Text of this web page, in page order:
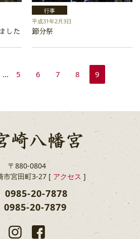
した
行事
平成31年2月3日
節分祭
... 5 6 7 8 9
〒880-0804
市宮田町3-27 [ アクセス ]
0985-20-7878
0985-20-7879